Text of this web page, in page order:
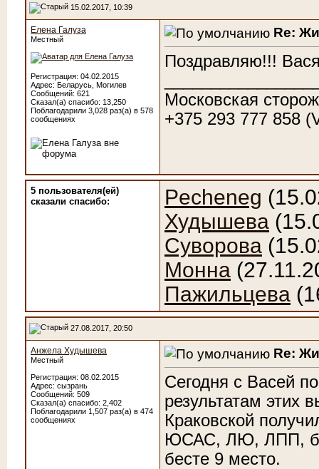
15.02.2017, 10:39
Елена Галуза
Местный
Регистрация: 04.02.2015
Адрес: Беларусь, Могилев
Сообщений: 621
Сказал(а) спасибо: 13,250
Поблагодарили 3,028 раз(а) в 578
сообщениях
Re:
Поздравляю!!!
Московская
+375 293 777 858
5 пользователя(ей)
сказали cпасибо:
Pecheneg
Худышева
Суворова
Монна
Пажильцева
27.08.2017, 20:50
Анжела Худышева
Местный
Регистрация: 08.02.2015
Адрес: сызрань
Сообщений: 509
Сказал(а) спасибо: 2,402
Поблагодарили 1,507 раз(а) в 474
сообщениях
Re:
Сегодня с Васей
результатам этих
Краковской
ЮСАС, ЛЮ, ЛПП,
бесте 9 место.